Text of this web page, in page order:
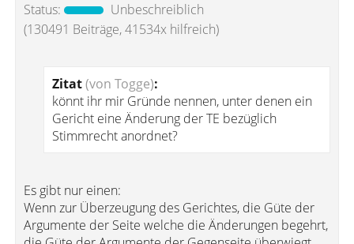
Status:
Unbeschreiblich
(130491 Beiträge, 41534x hilfreich)
Zitat(von Togge):
könnt ihr mir Gründe nennen, unter denen ein
Gericht eine Änderung der TE bezüglich
Stimmrecht anordnet?
Es gibt nur einen:
Wenn zur Überzeugung des Gerichtes, die Güte der
Argumente der Seite welche die Änderungen begehrt,